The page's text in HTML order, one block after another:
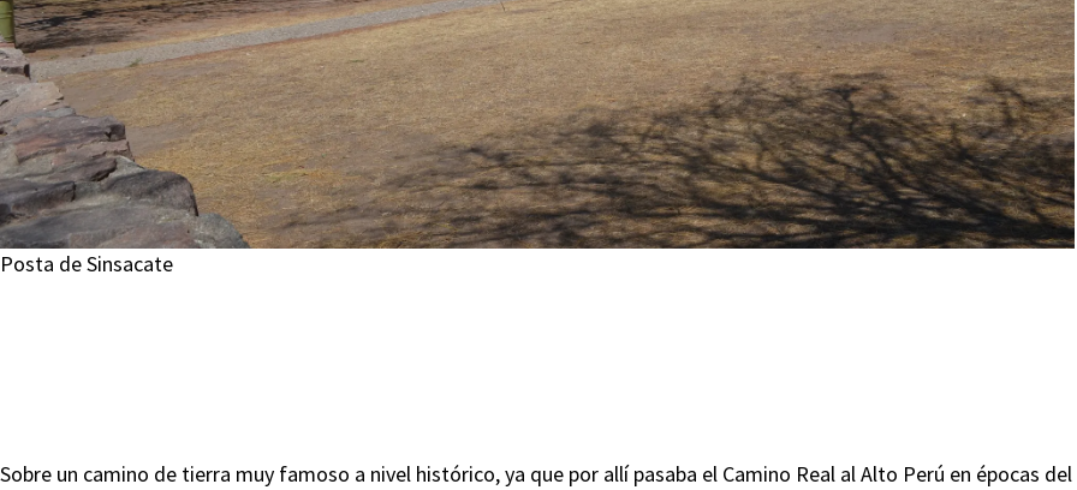
Posta de Sinsacate
Sobre un camino de tierra muy famoso a nivel histórico, ya que por allí pasaba el Camino Real al Alto Perú en épocas del